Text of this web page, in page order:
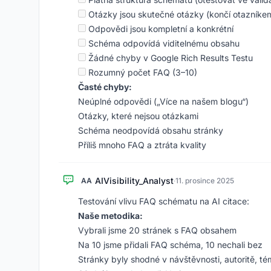
Otázky jsou skutečné otázky (končí
Odpovědi jsou kompletní a konkrétní
Schéma odpovídá viditelnému obsahu
Žádné chyby v Google Rich Results Testu
Rozumný počet FAQ (3–10)
Časté chyby:
Neúplné odpovědi („Více na našem blogu“)
Otázky, které nejsou otázkami
Schéma neodpovídá obsahu stránky
Příliš mnoho FAQ a ztráta kvality
AA AIVisibility_Analyst·11. prosince 2025
Testování vlivu FAQ schématu na AI citace:
Naše metodika:
Vybrali jsme 20 stránek s FAQ obsahem
Na 10 jsme přidali FAQ schéma, 10 nechali bez
Stránky byly shodné v návštěvnosti, autoritě,